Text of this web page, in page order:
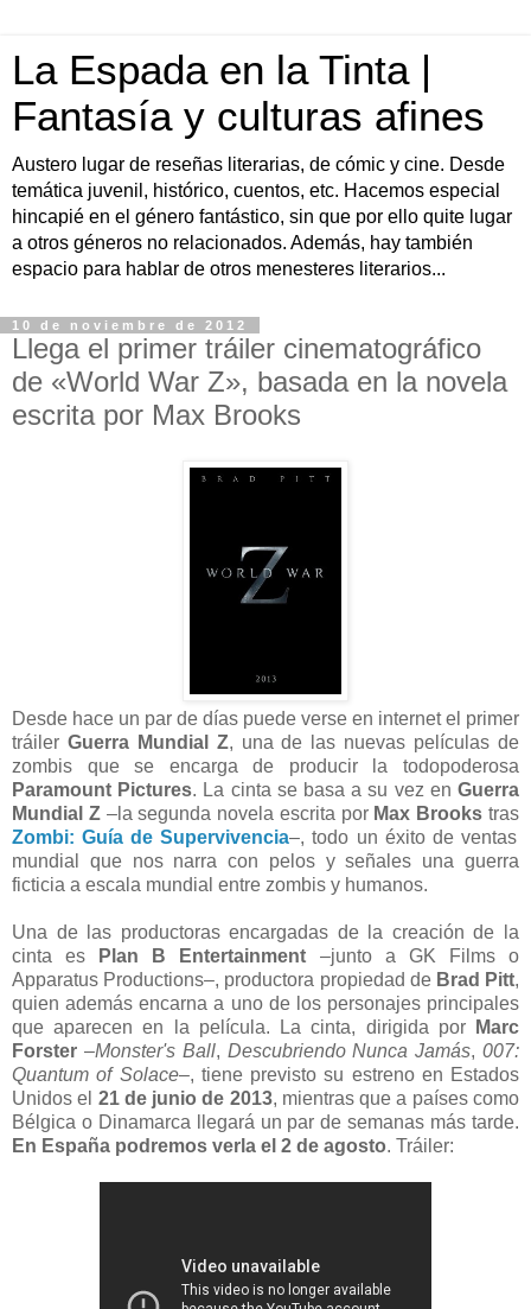
La Espada en la Tinta |
Fantasía y culturas afines
Austero lugar de reseñas literarias, de cómic y cine. Desde
temática juvenil, histórico, cuentos, etc. Hacemos especial
hincapié en el género fantástico, sin que por ello quite lugar
a otros géneros no relacionados. Además, hay también
espacio para hablar de otros menesteres literarios...
10 de noviembre de 2012
Llega el primer tráiler cinematográfico
de «World War Z», basada en la novela
escrita por Max Brooks
Desde hace un par de días puede verse en internet el primer
tráiler Guerra Mundial Z, una de las nuevas películas de
zombis que se encarga de producir la todopoderosa
Paramount Pictures. La cinta se basa a su vez enGuerra
Mundial Z–la segunda novela escrita porMax Brooks tras
Zombi: Guía de Supervivencia–, todo un éxito de ventas
mundial que nos narra con pelos y señales una guerra
ficticia a escala mundial entre zombis y humanos.
Una de las productoras encargadas de la creación de la
cinta es
Plan B Entertainment –junto a GK Films o
Apparatus Productions–, productora propiedad de Brad Pitt,
quien además encarna a uno de los personajes principales
que aparecen en la película. La cinta, dirigida por
Marc
Forster –Monster's Ball, Descubriendo Nunca Jamás,007:
Quantum of Solace–, tiene previsto su estreno en Estados
Unidos el 21 de junio de 2013, mientras que a países como
Bélgica o Dinamarca llegará un par de semanas más tarde.
En España podremos verla el 2 de agosto. Tráiler: